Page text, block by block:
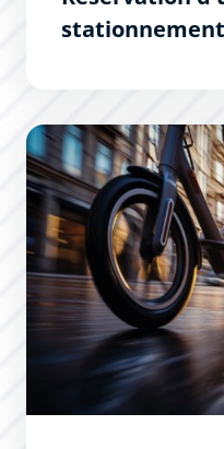
stationnement
L’usage des